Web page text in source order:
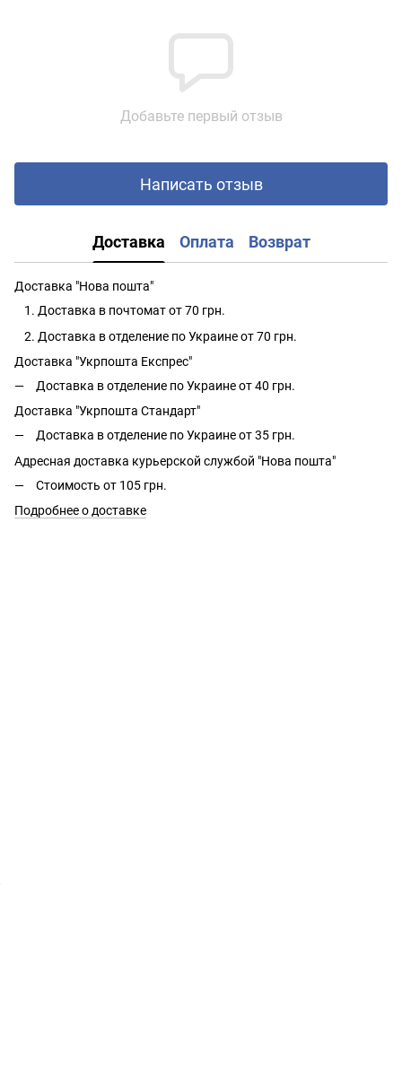
Добавьте первый отзыв
Написать отзыв
Доставка Оплата Возврат
Доставка "Нова пошта"
Доставка в почтомат от 70 грн.
Доставка в отделение по Украине от 70 грн.
Доставка "Укрпошта Експрес"
Доставка в отделение по Украине от 40 грн.
Доставка "Укрпошта Стандарт"
Доставка в отделение по Украине от 35 грн.
Адресная доставка курьерской службой "Нова пошта"
Стоимость от 105 грн.
Подробнее о доставке